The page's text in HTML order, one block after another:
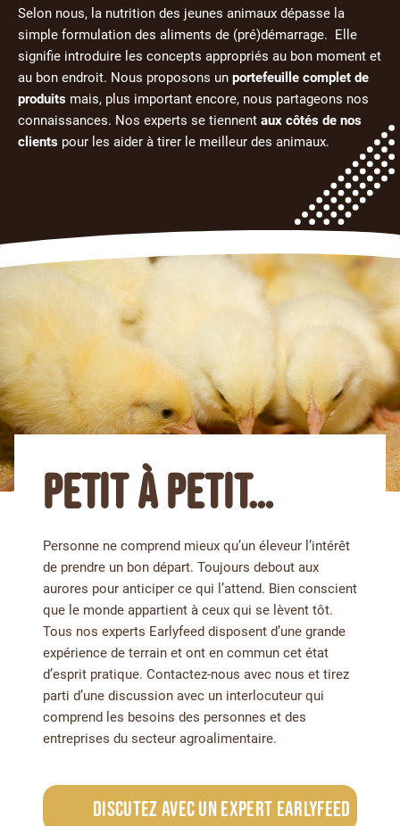
Selon nous, la nutrition des jeunes animaux dépasse la
simple formulation des aliments de (pré)démarrage. Elle
signifie introduire les concepts appropriés au bon moment et
au bon endroit. Nous proposons un portefeuille complet de
produits mais, plus important encore, nous partageons nos
connaissances. Nos experts se tiennent aux côtés de nos
clients pour les aider à tirer le meilleur des animaux.
PETIT À PETIT…
Personne ne comprend mieux qu’un éleveur l’intérêt
de prendre un bon départ. Toujours debout aux
aurores pour anticiper ce qui l’attend. Bien conscient
que le monde appartient à ceux qui se lèvent tôt.
Tous nos experts Earlyfeed disposent d’une grande
expérience de terrain et ont en commun cet état
d’esprit pratique. Contactez-nous avec nous et tirez
parti d’une discussion avec un interlocuteur qui
comprend les besoins des personnes et des
entreprises du secteur agroalimentaire.
Discutez avec un expert Earlyfeed